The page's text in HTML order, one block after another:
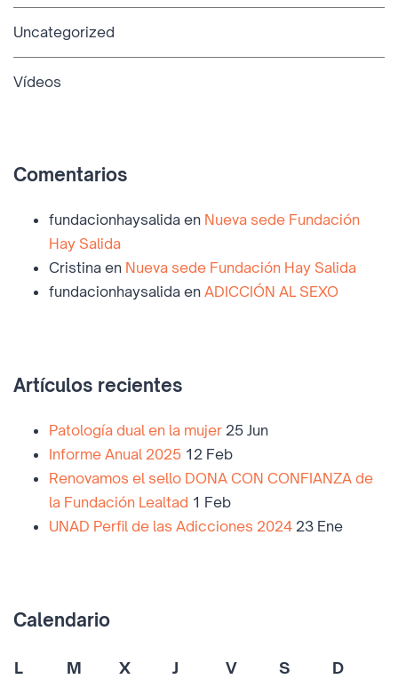
Uncategorized
Vídeos
Comentarios
fundacionhaysalida en Nueva sede Fundación
Hay Salida
Cristina en Nueva sede Fundación Hay Salida
fundacionhaysalida en ADICCIÓN AL SEXO
Artículos recientes
Patología dual en la mujer 25 Jun
Informe Anual 2025 12 Feb
Renovamos el sello DONA CON CONFIANZA de
la Fundación Lealtad 1 Feb
UNAD Perfil de las Adicciones 2024 23 Ene
Calendario
L M X J V S
D